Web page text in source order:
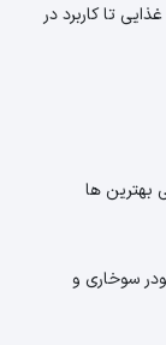
تا کاربرد در
بهترین ها
سوخاری و